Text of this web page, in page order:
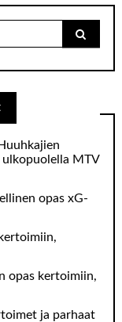
ulkopuolella MTV
opas xG-
opas kertoimiin,
ja parhaat